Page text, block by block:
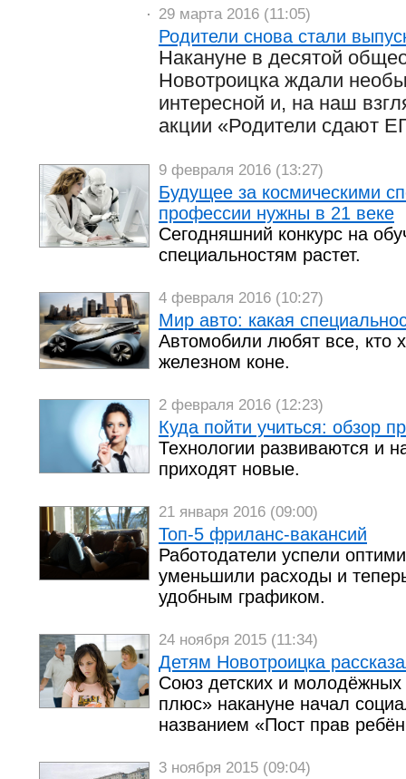
29 марта 2016 (11:05)
Родители снова стали
Накануне в десятой
Новотроицка ждали
интересной и, на наш
акции «Родители сдают
9 февраля 2016 (13:27)
Будущее за космическими
профессии нужны в 21 веке
Сегодняшний конкурс на
специальностям растет.
4 февраля 2016 (10:27)
Мир авто: какая
Автомобили любят все, кто
железном коне.
2 февраля 2016 (12:23)
Куда пойти учиться: обзор
Технологии развиваются и
приходят новые.
21 января 2016 (09:00)
Топ-5 фриланс-вакансий
Работодатели успели
уменьшили расходы и
удобным графиком.
24 ноября 2015 (11:34)
Детям Новотроицка
Союз детских и молодёжных
плюс» накануне начал
названием «Пост прав
3 ноября 2015 (09:04)